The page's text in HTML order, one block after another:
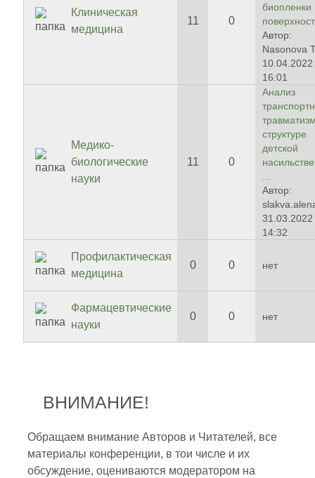
Клиническая
медицина
11 0
биопленки
Автор:
Nasonova
16:01
Медико-
биологические
науки
11 0
Анализ
структуре
детской
...
Автор:
14:32
Профилактическая
медицина
0 0 нет
Фармацевтические
науки
0 0 нет
ВНИМАНИЕ!
Обращаем внимание Авторов и Читателей, все
материалы конференции, в тои числе и их
обсуждение, оцениваются модератором на